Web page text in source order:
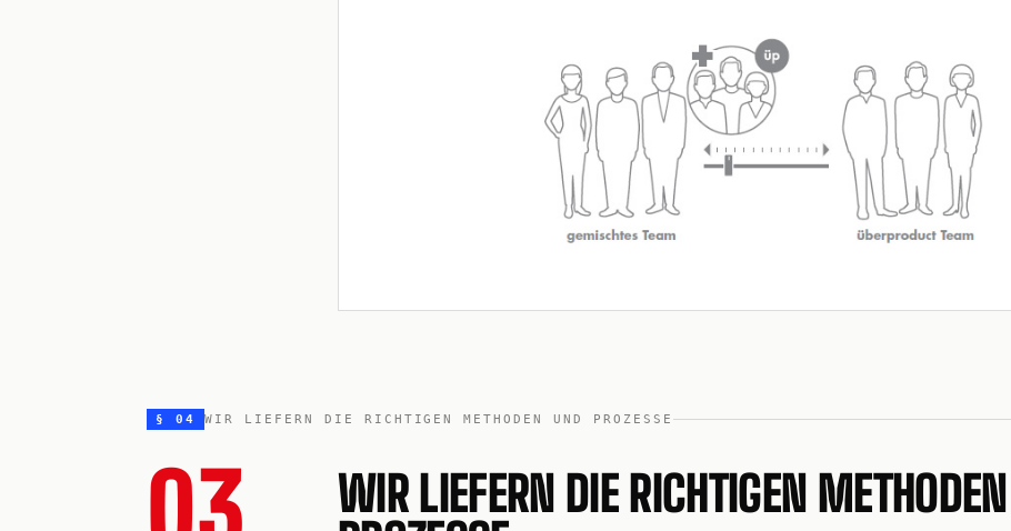
§ 04 WIR LIEFERN DIE RICHTIGEN METHODEN UND PROZESSE
WIR LIEFERN DIE RICHTIGEN